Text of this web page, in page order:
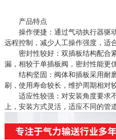
产品特点
操作便捷：通过气动执行器驱
远程控制，减少人工操作强度，适
密封性较好：双插板结构配合
漏，相较于单插板阀，密封性能更优
结构坚固：阀体和插板采用耐
刷，使用寿命较长，维护周期相对较
适应性较强：对安装角度要求
上，安装方式灵活，适应不同的管